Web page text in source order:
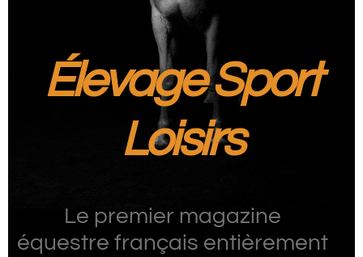
Élevage Sport
Loisirs
Le premier magazine
équestre français entièrement